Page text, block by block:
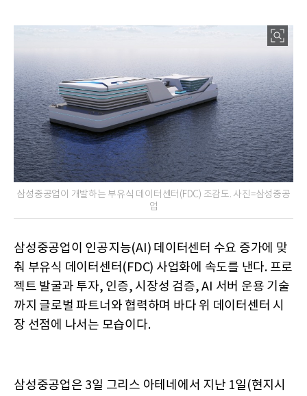
삼성중공업이 개발하는 부유식 데이터센터(FDC) 조감도. 사진=삼성중공
업
삼성중공업이 인공지능(AI) 데이터센터 수요 증가에 맞
춰 부유식 데이터센터(FDC) 사업화에 속도를 낸다. 프로
젝트 발굴과 투자, 인증, 시장성 검증, AI 서버 운용 기술
까지 글로벌 파트너와 협력하며 바다 위 데이터센터 시
장 선점에 나서는 모습이다.
삼성중공업은 3일 그리스 아테네에서 지난 1일(현지시